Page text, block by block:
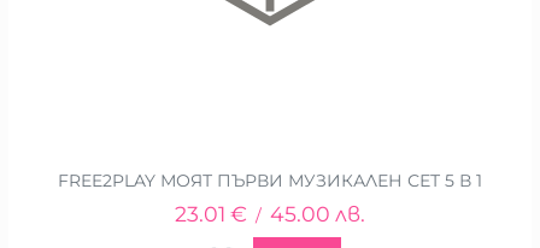
FREE2PLAY МОЯТ ПЪРВИ МУЗИКАЛЕН СЕТ 5 В 1
23.01 € / 45.00 лв.